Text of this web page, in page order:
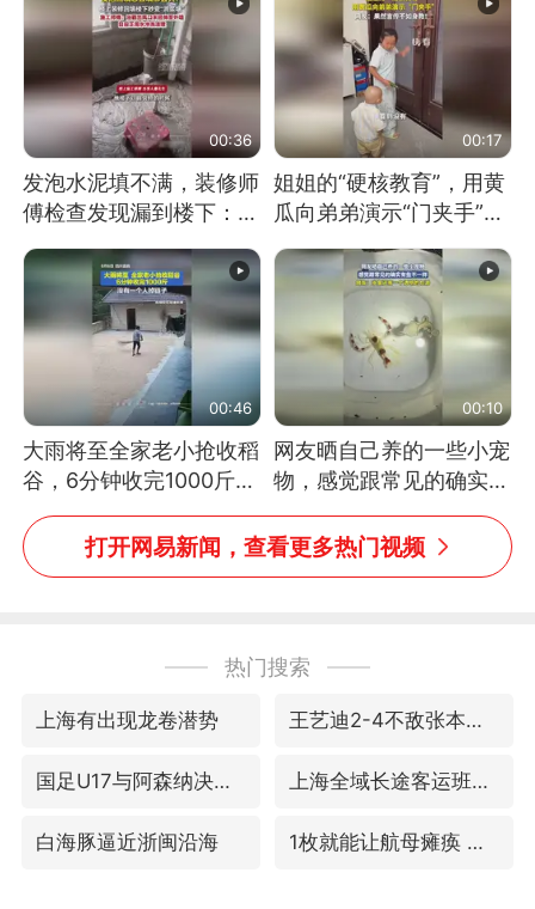
00:36
发泡水泥填不满，装修师
傅检查发现漏到楼下：出
风口未延伸到外墙
00:17
姐姐的“硬核教育”，用黄
瓜向弟弟演示“门夹手”，
网友：果然言传不如身
教！
00:46
大雨将至全家老小抢收稻
谷，6分钟收完1000斤，
没有一个人掉链子
00:10
网友晒自己养的一些小宠
物，感觉跟常见的确实有
些不一样
打开网易新闻，查看更多热门视频
热门搜索
上海有出现龙卷潜势 王艺迪2-4不敌张本美和止步4强
国足U17与阿森纳决赛取消 并列冠军 上海全域长途客运班次全部停运
白海豚逼近浙闽沿海 1枚就能让航母瘫痪 轰-6J实力有多强